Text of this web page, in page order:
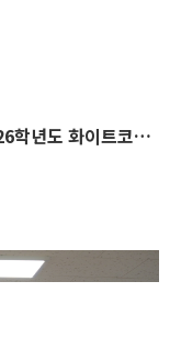
서울대 약대, 예비 약사들의 첫걸음 ‘2026학년도 화이트코트 세레모니’ 개최